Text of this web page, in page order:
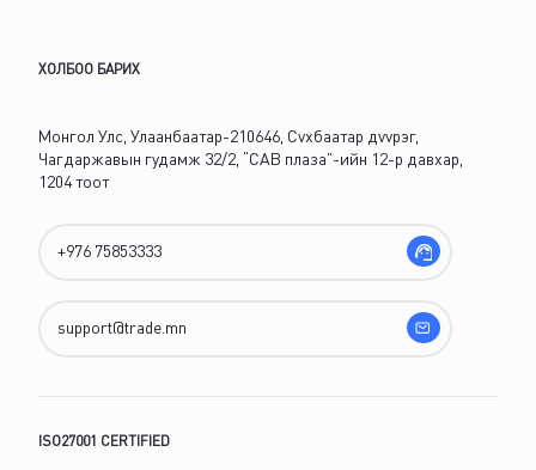
ХОЛБОО БАРИХ
Монгол Улс, Улаанбаатар-210646, Сvхбаатар дvvрэг,
Чагдаржавын гудамж 32/2, “САВ плаза”-ийн 12-р давхар,
1204 тоот
ISO27001 CERTIFIED